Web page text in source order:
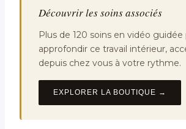
Découvrir les soins associés
Plus de 120 soins en vidéo guidée
approfondir ce travail intérieur,
depuis chez vous à votre rythme.
EXPLORER LA BOUTIQUE →